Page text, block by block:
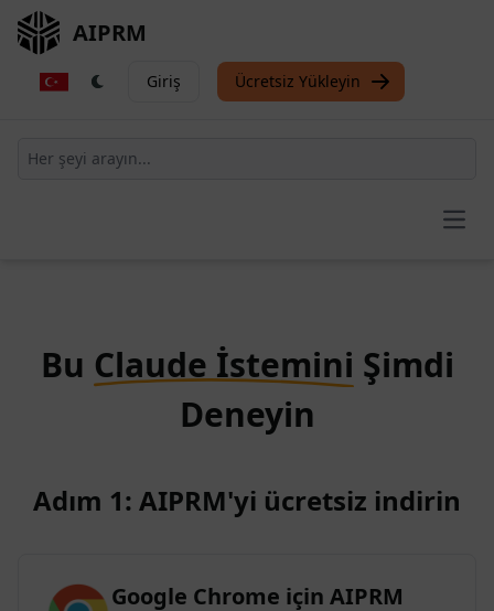
AIPRM
Giriş Ücretsiz Yükleyin
Bu Claude İstemini Şimdi
Deneyin
Adım 1: AIPRM'yi ücretsiz indirin
Google Chrome için AIPRM